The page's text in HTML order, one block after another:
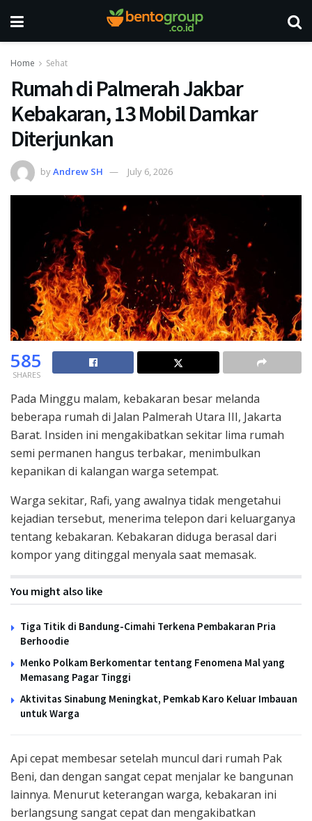
Home Sehat
Rumah di Palmerah Jakbar
Kebakaran, 13 Mobil Damkar
Diterjunkan
byAndrew SH July 6, 2026
585
SHARES
Pada Minggu malam, kebakaran besar melanda
beberapa rumah di Jalan Palmerah Utara III, Jakarta
Barat. Insiden ini mengakibatkan sekitar lima rumah
semi permanen hangus terbakar, menimbulkan
kepanikan di kalangan warga setempat.
Warga sekitar, Rafi, yang awalnya tidak mengetahui
kejadian tersebut, menerima telepon dari keluarganya
tentang kebakaran. Kebakaran diduga berasal dari
kompor yang ditinggal menyala saat memasak.
You might also like
Tiga Titik di Bandung-Cimahi Terkena Pembakaran Pria
Berhoodie
Menko Polkam Berkomentar tentang Fenomena Mal yang
Memasang Pagar Tinggi
Aktivitas Sinabung Meningkat, Pemkab Karo Keluar Imbauan
untuk Warga
Api cepat membesar setelah muncul dari rumah Pak
Beni, dan dengan sangat cepat menjalar ke bangunan
lainnya. Menurut keterangan warga, kebakaran ini
berlangsung sangat cepat dan mengakibatkan